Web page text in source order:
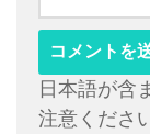
日本語が含
注意くださ